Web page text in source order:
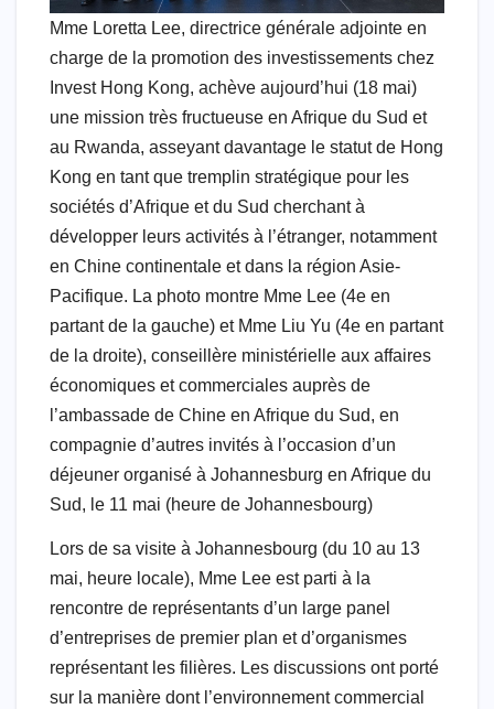
Mme Loretta Lee, directrice générale adjointe en
charge de la promotion des investissements chez
Invest Hong Kong, achève aujourd’hui (18 mai)
une mission très fructueuse en Afrique du Sud et
au Rwanda, asseyant davantage le statut de Hong
Kong en tant que tremplin stratégique pour les
sociétés d’Afrique et du Sud cherchant à
développer leurs activités à l’étranger, notamment
en Chine continentale et dans la région Asie-
Pacifique. La photo montre Mme Lee (4e en
partant de la gauche) et Mme Liu Yu (4e en partant
de la droite), conseillère ministérielle aux affaires
économiques et commerciales auprès de
l’ambassade de Chine en Afrique du Sud, en
compagnie d’autres invités à l’occasion d’un
déjeuner organisé à Johannesburg en Afrique du
Sud, le 11 mai (heure de Johannesbourg)
Lors de sa visite à Johannesbourg (du 10 au 13
mai, heure locale), Mme Lee est parti à la
rencontre de représentants d’un large panel
d’entreprises de premier plan et d’organismes
représentant les filières. Les discussions ont porté
sur la manière dont l’environnement commercial